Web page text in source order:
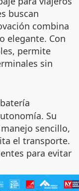
buscan
combina
elegante. Con
permite
sin
Su
sencillo,
el transporte.
para evitar